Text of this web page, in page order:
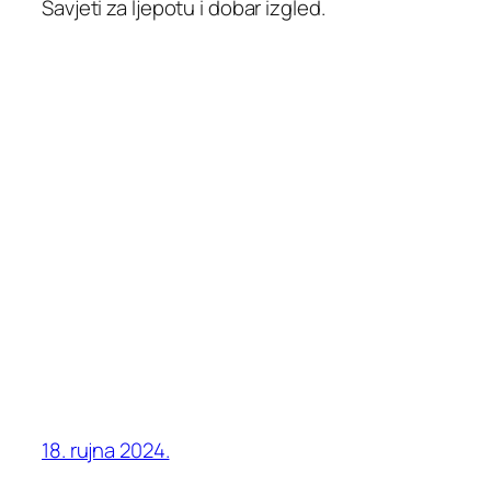
Savjeti za ljepotu i dobar izgled.
18. rujna 2024.